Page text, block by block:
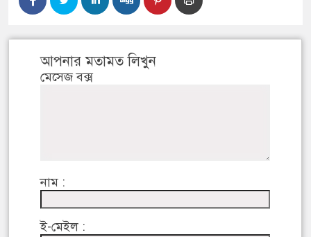
আপনার মতামত লিখুন
মেসেজ বক্স
নাম :
ই-মেইল :